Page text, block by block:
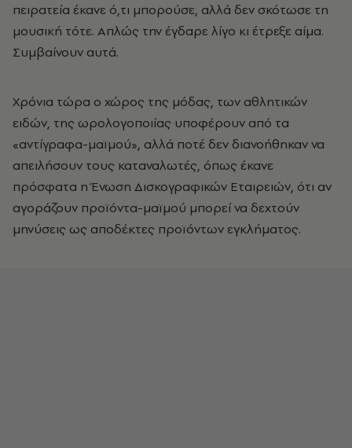
πειρατεία έκανε ό,τι μπορούσε, αλλά δεν σκότωσε τη
μουσική τότε. Aπλώς την έγδαρε λίγο κι έτρεξε αίμα.
Συμβαίνουν αυτά.
Xρόνια τώρα ο χώρος της μόδας, των αθλητικών
ειδών, της ωρολογοποιίας υποφέρουν από τα
«αντίγραφα-μαϊμού», αλλά ποτέ δεν διανοήθηκαν να
απειλήσουν τους καταναλωτές, όπως έκανε
πρόσφατα η Ένωση Δισκογραφικών Εταιρειών, ότι αν
αγοράζουν προϊόντα-μαϊμού μπορεί να δεχτούν
μηνύσεις ως αποδέκτες προϊόντων εγκλήματος.